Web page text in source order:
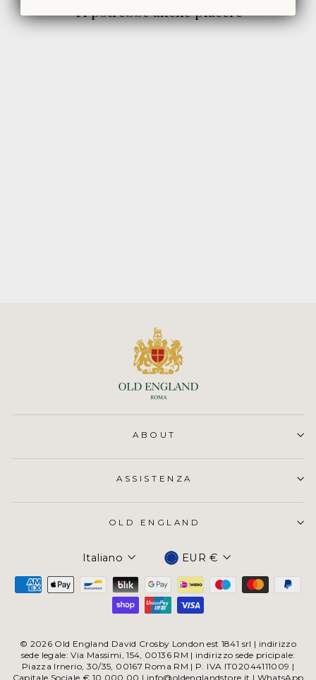
Ti potrebbe anche piacere
ABOUT
ASSISTENZA
OLD ENGLAND
Italiano Valuta
EUR €
© 2026 Old England David Crosby London est 1841 srl | indirizzo
sede legale: Via Massimi, 154, 00136 RM | indirizzo sede pricipale:
Piazza Irnerio, 30/35, 00167 Roma RM | P. IVA IT02044111009 |
Capitale Sociale € 10.000,00 | info@oldenglandstore.it | WhatsApp